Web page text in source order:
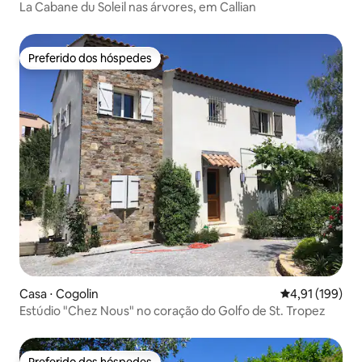
La Cabane du Soleil nas árvores, em Callian
Preferido dos hóspedes
Preferido dos hóspedes
Casa ⋅ Cogolin 4,91 de uma
4,91 (199)
Estúdio "Chez Nous" no coração do Golfo de St. Tropez